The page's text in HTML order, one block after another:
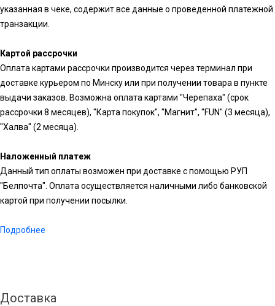
указанная в чеке, содержит все данные о проведенной платежной
транзакции.
Картой рассрочки
Оплата картами рассрочки производится через терминал при
доставке курьером по Минску или при получении товара в пункте
выдачи заказов. Возможна оплата картами "Черепаха" (срок
рассрочки 8 месяцев), "Карта покупок", "Магнит", "FUN" (3 месяца),
"Халва" (2 месяца).
Наложенный платеж
Данный тип оплаты возможен при доставке с помощью РУП
"Белпочта". Оплата осуществляется наличными либо банковской
картой при получении посылки.
Подробнее
Доставка